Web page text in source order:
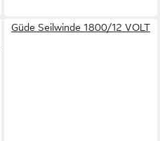
Güde Seilwinde 1800/12 VOLT